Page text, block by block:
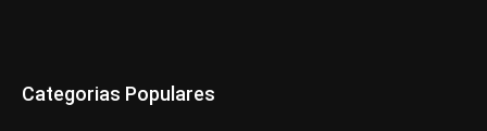
Categorias Populares